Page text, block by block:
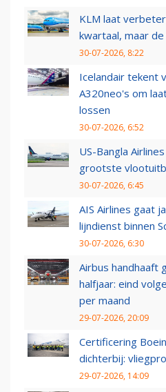
KLM laat
kwartaal, maar
30-07-2026, 8:22
Icelandair tekent
A320neo's om
lossen
30-07-2026, 6:52
US-Bangla
grootste
30-07-2026, 6:45
AIS Airlines gaat
lijndienst binnen
30-07-2026, 6:30
Airbus handhaaft
halfjaar: eind
per maand
29-07-2026, 20:09
Certificering
dichterbij:
29-07-2026, 14:09